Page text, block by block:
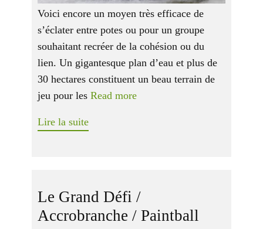
Voici encore un moyen très efficace de
s’éclater entre potes ou pour un groupe
souhaitant recréer de la cohésion ou du
lien. Un gigantesque plan d’eau et plus de
30 hectares constituent un beau terrain de
jeu pour les Read more
Lire la suite
Le Grand Défi /
Accrobranche / Paintball